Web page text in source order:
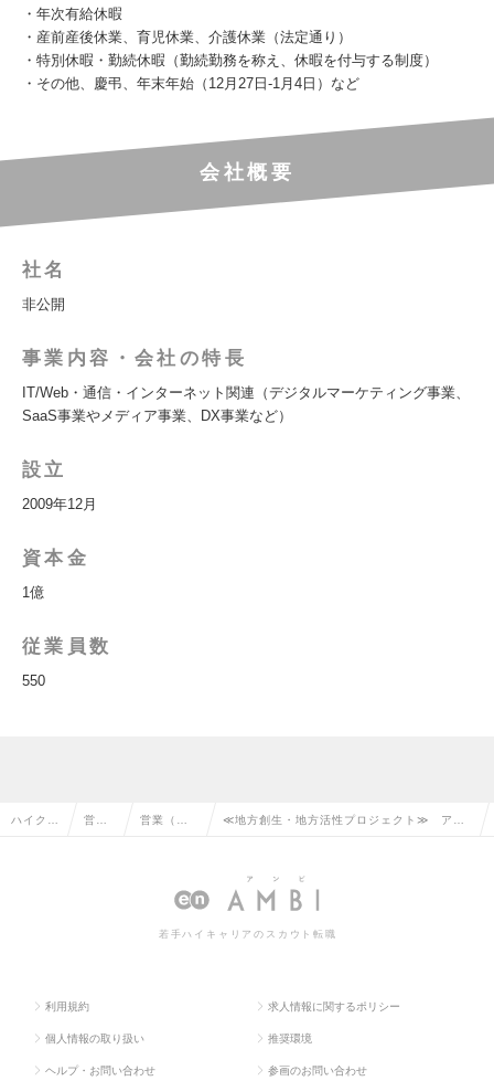
・年次有給休暇
・産前産後休業、育児休業、介護休業（法定通り）
・特別休暇・勤続休暇（勤続勤務を称え、休暇を付与する制度）
・その他、慶弔、年末年始（12月27日-1月4日）など
会社概要
社名
非公開
事業内容・会社の特長
IT/Web・通信・インターネット関連（デジタルマーケティング事業、
SaaS事業やメディア事業、DX事業など）
設立
2009年12月
資本金
1億
従業員数
550
ハイクラ 営業 営業（法 ≪地方創生・地方活性プロジェクト≫ アカ
ト）の求人情報
若手ハイキャリアのスカウト転職
利用規約 求人情報に関するポリシー
個人情報の取り扱い 推奨環境
ヘルプ・お問い合わせ 参画のお問い合わせ